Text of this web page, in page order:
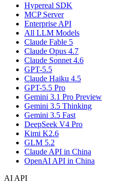
Hypereal SDK
MCP Server
Enterprise API
All LLM Models
Claude Fable 5
Claude Opus 4.7
Claude Sonnet 4.6
GPT-5.5
Claude Haiku 4.5
GPT-5.5 Pro
Gemini 3.1 Pro Preview
Gemini 3.5 Thinking
Gemini 3.5 Fast
DeepSeek V4 Pro
Kimi K2.6
GLM 5.2
Claude API in China
OpenAI API in China
AI API